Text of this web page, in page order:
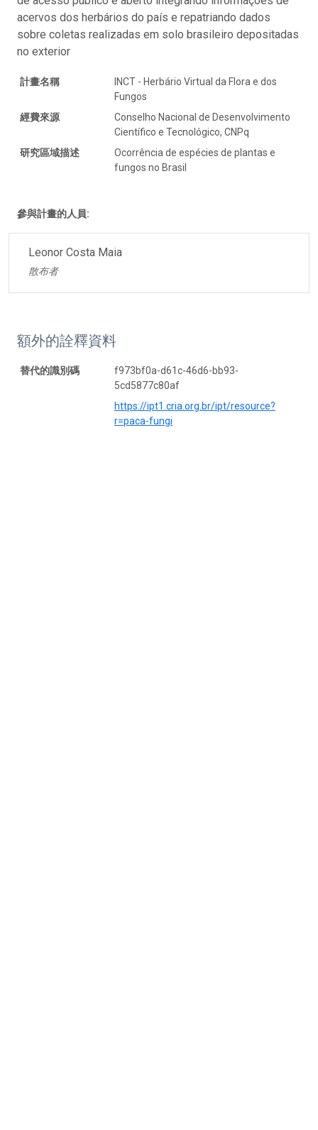
acervos dos herbários do país e repatriando dados
sobre coletas realizadas em solo brasileiro depositadas
no exterior
計畫名稱
INCT - Herbário Virtual da Flora e dos
Fungos
經費來源
Conselho Nacional de Desenvolvimento
Científico e Tecnológico, CNPq
研究區域描述
Ocorrência de espécies de plantas e
fungos no Brasil
參與計畫的人員:
Leonor Costa Maia
散布者
額外的詮釋資料
替代的識別碼
f973bf0a-d61c-46d6-bb93-
5cd5877c80af
https://ipt1.cria.org.br/ipt/resource?
r=paca-fungi